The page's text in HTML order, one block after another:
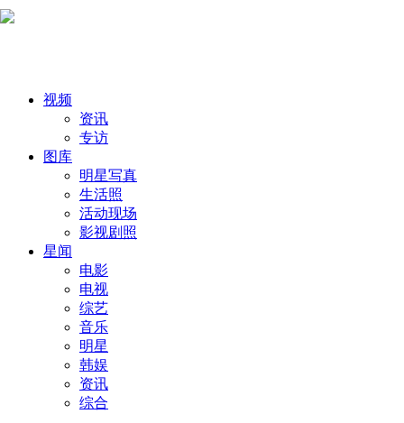
视频
资讯
专访
图库
明星写真
生活照
活动现场
影视剧照
星闻
电影
电视
综艺
音乐
明星
韩娱
资讯
综合